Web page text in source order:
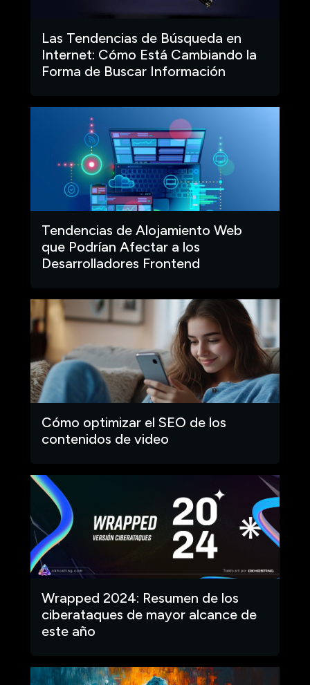
Las Tendencias de Búsqueda en
Internet: Cómo Está Cambiando la
Forma de Buscar Información
Tendencias de Alojamiento Web
que Podrían Afectar a los
Desarrolladores Frontend
Cómo optimizar el SEO de los
contenidos de video
Wrapped 2024: Resumen de los
ciberataques de mayor alcance de
este año